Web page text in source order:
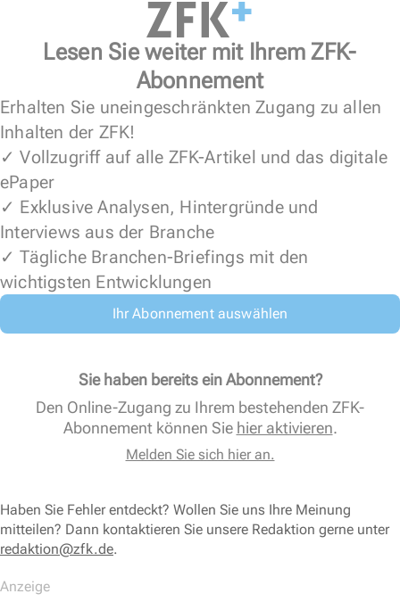
Lesen Sie weiter mit Ihrem ZFK-
Abonnement
Erhalten Sie uneingeschränkten Zugang zu allen
Inhalten der ZFK!
✓ Vollzugriff auf alle ZFK-Artikel und das digitale
ePaper
✓ Exklusive Analysen, Hintergründe und
Interviews aus der Branche
✓ Tägliche Branchen-Briefings mit den
wichtigsten Entwicklungen
Ihr Abonnement auswählen
Sie haben bereits ein Abonnement?
Den Online-Zugang zu Ihrem bestehenden ZFK-
Abonnement können Sie hier aktivieren.
Melden Sie sich hier an.
Haben Sie Fehler entdeckt? Wollen Sie uns Ihre Meinung
mitteilen? Dann kontaktieren Sie unsere Redaktion gerne unter
redaktion@zfk.de.